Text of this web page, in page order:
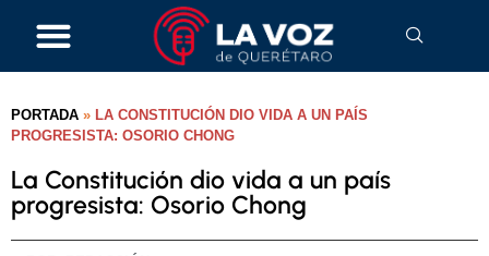
PORTADA » LA CONSTITUCIÓN DIO VIDA A UN PAÍS
PROGRESISTA: OSORIO CHONG
La Constitución dio vida a un país
progresista: Osorio Chong